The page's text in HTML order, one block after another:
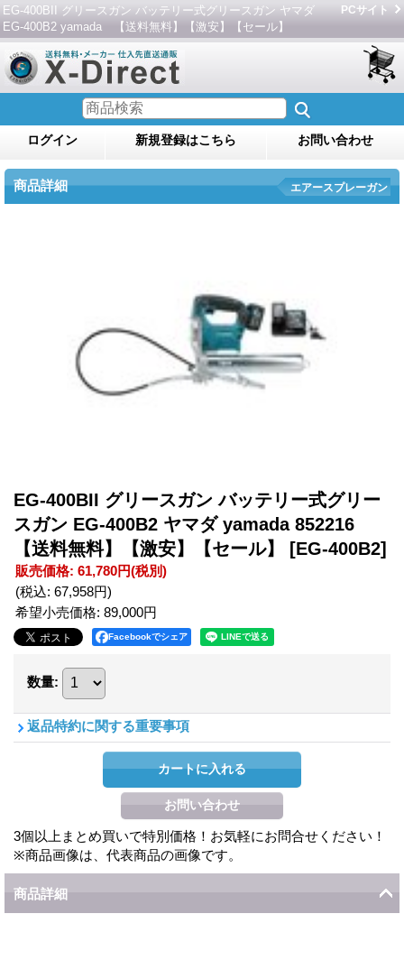
EG-400BII グリースガン バッテリー式グリースガン ヤマダ
EG-400B2 yamada 【送料無料】【激安】【セール】
PCサイト
ログイン 新規登録はこちら お問い合わせ
商品詳細 エアースプレーガン
EG-400BII グリースガン バッテリー式グリー
スガン EG-400B2 ヤマダ yamada 852216
【送料無料】【激安】【セール】 [EG-400B2]
販売価格: 61,780円(税別)
(税込: 67,958円)
希望小売価格: 89,000円
Facebookでシェア
数量:
返品特約に関する重要事項
3個以上まとめ買いで特別価格！お気軽にお問合せください！
※商品画像は、代表商品の画像です。
商品詳細